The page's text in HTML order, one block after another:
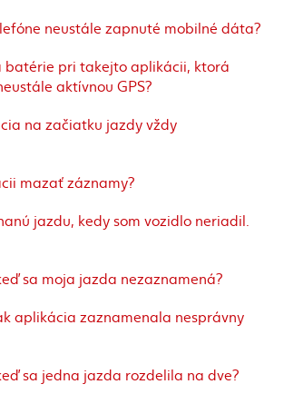
neustále zapnuté mobilné dáta?
batérie pri takejto aplikácii, ktorá
aktívnou GPS?
na začiatku jazdy vždy
mazať záznamy?
jazdu, kedy som vozidlo neriadil.
sa moja jazda nezaznamená?
aplikácia zaznamenala nesprávny
sa jedna jazda rozdelila na dve?